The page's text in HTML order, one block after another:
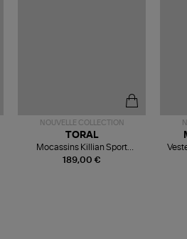
NOUVELLE COLLECTION
189,00 €
TORAL
Mocassins Killian Sport
Mousse